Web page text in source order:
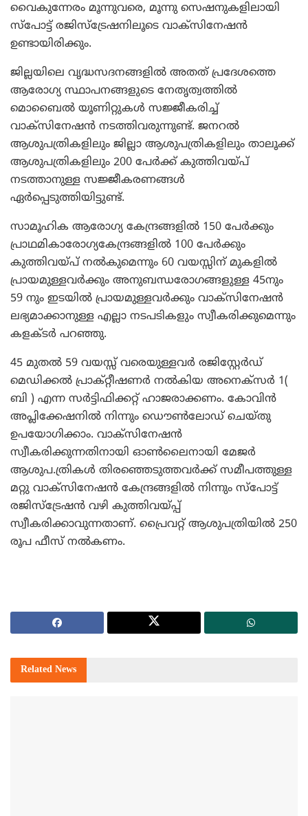
വൈകുന്നേരം മൂന്നുവരെ, മൂന്നു സെഷനുകളിലായി
സ്പോട്ട് രജിസ്ട്രേഷനിലൂടെ വാക്സിനേഷന്‍
ഉണ്ടായിരിക്കും.
ജില്ലയിലെ വൃദ്ധസദനങ്ങളില്‍ അതത് പ്രദേശത്തെ
ആരോഗ്യ സ്ഥാപനങ്ങളുടെ നേതൃത്വത്തില്‍
മൊബൈല്‍ യൂണിറ്റുകള്‍ സജ്ജീകരിച്ച്
വാക്സിനേഷന്‍ നടത്തിവരുന്നുണ്ട്. ജനറല്‍
ആശുപത്രികളിലും ജില്ലാ ആശുപത്രികളിലും താലൂക്ക്
ആശുപത്രികളിലും 200 പേര്‍ക്ക് കുത്തിവയ്പ്
നടത്താനുള്ള സജ്ജീകരണങ്ങള്‍
ഏര്‍പ്പെടുത്തിയിട്ടുണ്ട്.
സാമൂഹിക ആരോഗ്യ കേന്ദ്രങ്ങളില്‍ 150 പേര്‍ക്കും
പ്രാഥമികാരോഗ്യകേന്ദ്രങ്ങളില്‍ 100 പേര്‍ക്കും
കുത്തിവയ്പ് നല്‍കുമെന്നും 60 വയസ്സിന് മുകളില്‍
പ്രായമുള്ളവര്‍ക്കും അനുബന്ധരോഗങ്ങളുള്ള 45നും
59 നും ഇടയില്‍ പ്രായമുള്ളവര്‍ക്കും വാക്‌സിനേഷന്‍
ലഭ്യമാക്കാനുള്ള എല്ലാ നടപടികളും സ്വീകരിക്കുമെന്നും
കളക്ടര്‍ പറഞ്ഞു.
45 മുതല്‍ 59 വയസ്സ് വരെയുള്ളവര്‍ രജിസ്റ്റേര്‍ഡ്
മെഡിക്കല്‍ പ്രാക്റ്റീഷണര്‍ നല്‍കിയ അനെക്സര്‍ 1(
ബി ) എന്ന സര്‍ട്ടിഫിക്കറ്റ് ഹാജരാക്കണം. കോവിന്‍
അപ്ലിക്കേഷനില്‍ നിന്നും ഡൌണ്‍ലോഡ് ചെയ്തു
ഉപയോഗിക്കാം. വാക്സിനേഷന്‍
സ്വീകരിക്കുന്നതിനായി ഓണ്‍ലൈനായി മേജര്‍
ആശുപ.ത്രികള്‍ തിരഞ്ഞെടുത്തവര്‍ക്ക് സമീപത്തുള്ള
മറ്റു വാക്സിനേഷന്‍ കേന്ദ്രങ്ങളില്‍ നിന്നും സ്പോട്ട്
രജിസ്ട്രേഷന്‍ വഴി കുത്തിവയ്പ്പ്
സ്വീകരിക്കാവുന്നതാണ്. പ്രൈവറ്റ് ആശുപത്രിയില്‍ 250
രൂപ ഫീസ് നല്‍കണം.
Related News